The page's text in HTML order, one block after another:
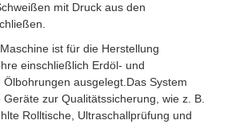
mit Druck aus den
ist für die Herstellung
einschließlich Erdöl- und
ausgelegt.Das System
zur Qualitätssicherung, wie z. B.
Rolltische, Ultraschallprüfung und